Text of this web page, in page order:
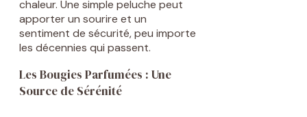
chaleur. Une simple peluche peut
apporter un sourire et un
sentiment de sécurité, peu importe
les décennies qui passent.
Les Bougies Parfumées : Une
Source de Sérénité